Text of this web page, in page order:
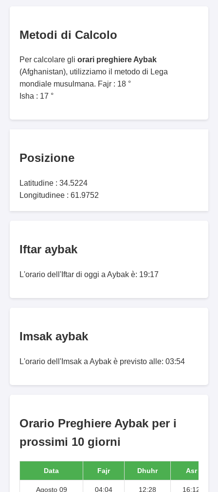
Metodi di Calcolo
Per calcolare gli orari preghiere Aybak
(Afghanistan), utilizziamo il metodo di Lega
mondiale musulmana. Fajr : 18 °
Isha : 17 °
Posizione
Latitudine : 34.5224
Longitudinee : 61.9752
Iftar aybak
L'orario dell'Iftar di oggi a Aybak è: 19:17
Imsak aybak
L'orario dell'Imsak a Aybak è previsto alle: 03:54
Orario Preghiere Aybak per i
prossimi 10 giorni
Data Fajr Dhuhr Asr
Agosto 09 04:04 12:28 16:12